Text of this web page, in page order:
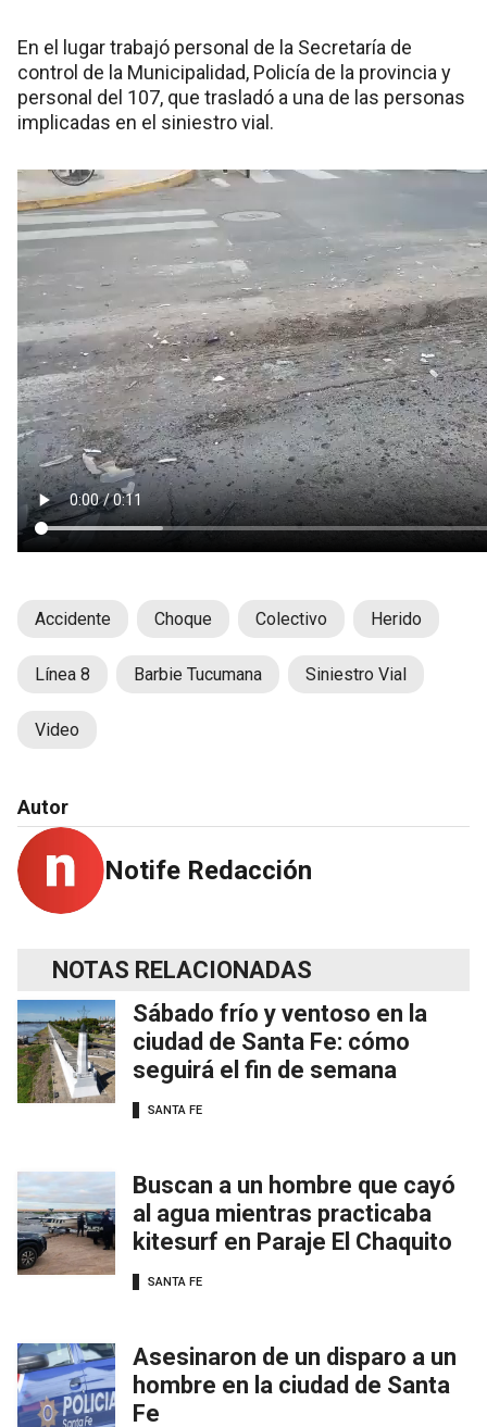
En el lugar trabajó personal de la Secretaría de
control de la Municipalidad, Policía de la provincia y
personal del 107, que trasladó a una de las personas
implicadas en el siniestro vial.
Accidente Choque Colectivo Herido
Línea 8 Barbie Tucumana Siniestro Vial
Video
Autor
Notife Redacción
NOTAS RELACIONADAS
Sábado frío y ventoso en la
ciudad de Santa Fe: cómo
seguirá el fin de semana
SANTA FE
Buscan a un hombre que cayó
al agua mientras practicaba
kitesurf en Paraje El Chaquito
SANTA FE
Asesinaron de un disparo a un
hombre en la ciudad de Santa
Fe